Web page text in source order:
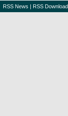
RSS News | RSS